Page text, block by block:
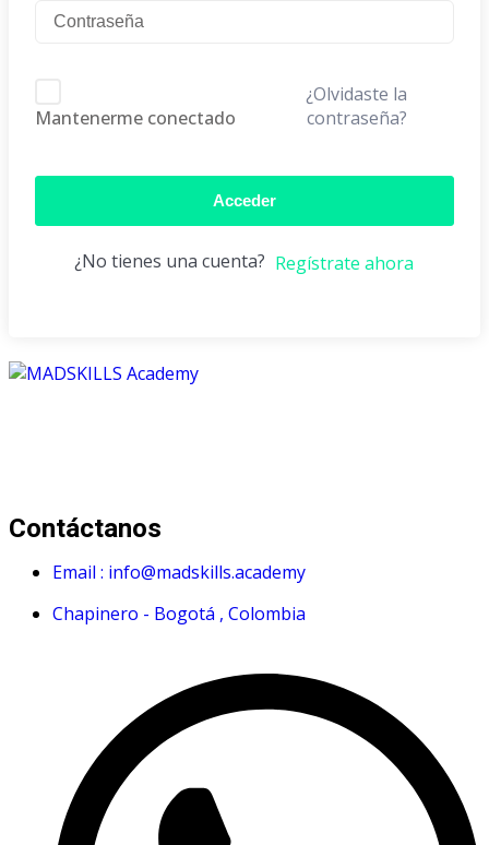
Mantenerme conectado
¿Olvidaste la
contraseña?
Acceder
¿No tienes una cuenta? Regístrate ahora
Contáctanos
Email : info@madskills.academy
Chapinero - Bogotá , Colombia